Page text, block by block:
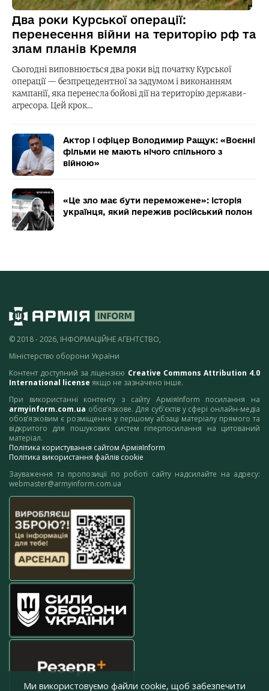
Два роки Курської операції:
перенесення війни на територію рф та
злам планів Кремля
Сьогодні виповнюється два роки від початку Курської
операції — безпрецедентної за задумом і виконанням
кампанії, яка перенесла бойові дії на територію держави-
агресора. Цей крок…
Актор і офіцер Володимир Ращук: «Воєнні
фільми не мають нічого спільного з
війною»
«Це зло має бути переможене»: історія
українця, який пережив російський полон
© 2018 - 2026, ІНФОРМАЦІЙНЕ АГЕНТСТВО,
Міністерство оборони України
Контент доступний за ліцензією Creative Commons Attribution 4.0
International license якщо не зазначено інше.
При використанні контенту з сайту АрміяInform посилання на
armyinform.com.ua обов’язкове. Для суб’єктів у сфері онлайн-медіа
обов’язковим є розміщення у першому абзаці матеріалу прямого та
відкритого для пошукових систем гіперпосилання на цитований
матеріал.
Політика користування сайтом АрміяInform
Політика використання файлів cookie
Зауваження та пропозиції по роботі сайту надсилайте на адресу:
webmaster@armyinform.com.ua
Ми використовуємо файли cookie, щоб забезпечити